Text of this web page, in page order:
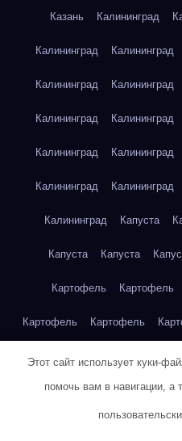
Казань Калининград
Калининград Калининград
Калининград Калининград
Калининград Калининград
Калининград Калининград
Калининград Калининград
Калининград Капуста
Капуста Капуста
Картофель Картофель
Картофель Картофель
Кейптаун
Кейптаун Кейптаун
Этот сайт использует куки-
помочь вам в навигации, а